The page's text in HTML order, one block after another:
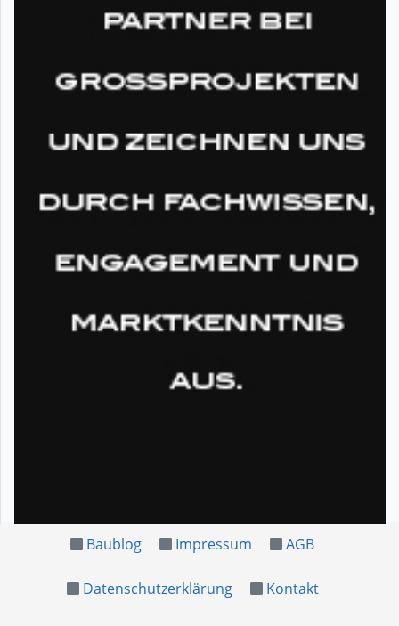
Baublog Impressum AGB
Datenschutzerklärung Kontakt